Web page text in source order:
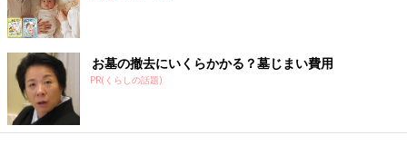
お墓の撤去にいくらかかる？墓じまい費用
PR(くらしの話題)